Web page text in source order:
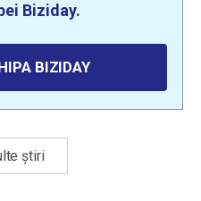
Biziday.
BIZIDAY
știri